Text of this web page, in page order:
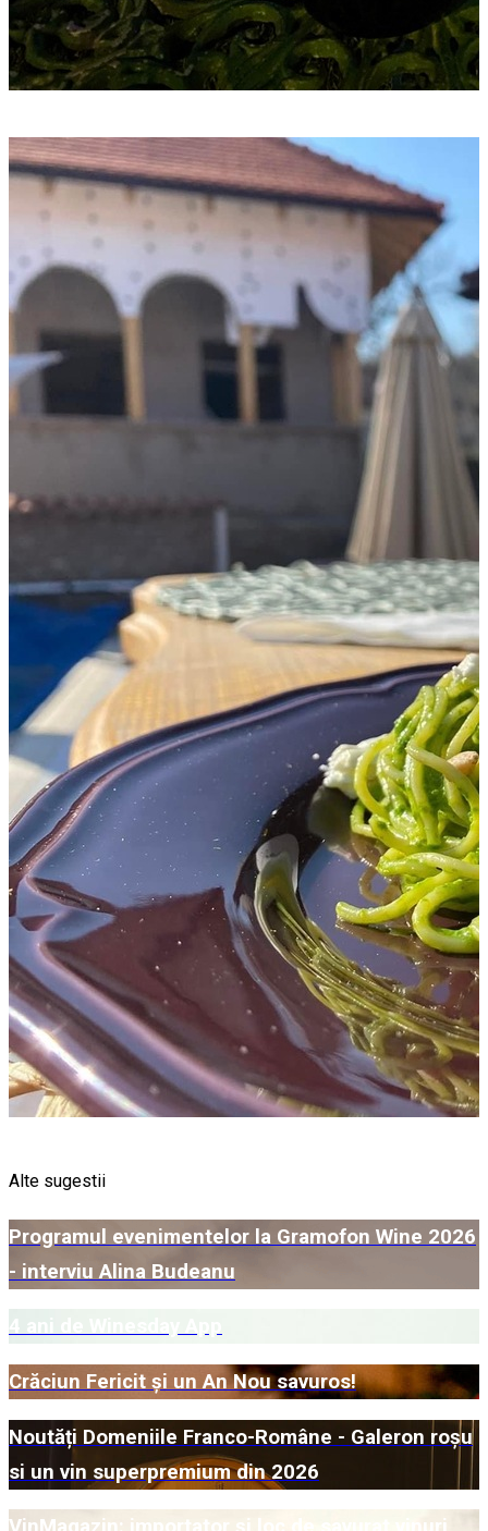
Alte sugestii
Programul evenimentelor la Gramofon Wine 2026
- interviu Alina Budeanu
4 ani de Winesday App
Crăciun Fericit și un An Nou savuros!
Noutăți Domeniile Franco-Române - Galeron roșu
si un vin superpremium din 2026